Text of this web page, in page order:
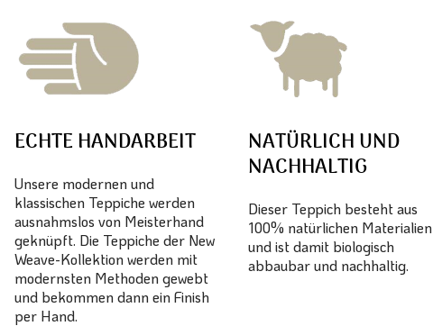
ECHTE HANDARBEIT
Unsere modernen und
klassischen Teppiche werden
ausnahmslos von Meisterhand
geknüpft. Die Teppiche der New
Weave-Kollektion werden mit
modernsten Methoden gewebt
und bekommen dann ein Finish
per Hand.
NATÜRLICH UND
NACHHALTIG
Dieser Teppich besteht aus
100% natürlichen Materialien
und ist damit biologisch
abbaubar und nachhaltig.